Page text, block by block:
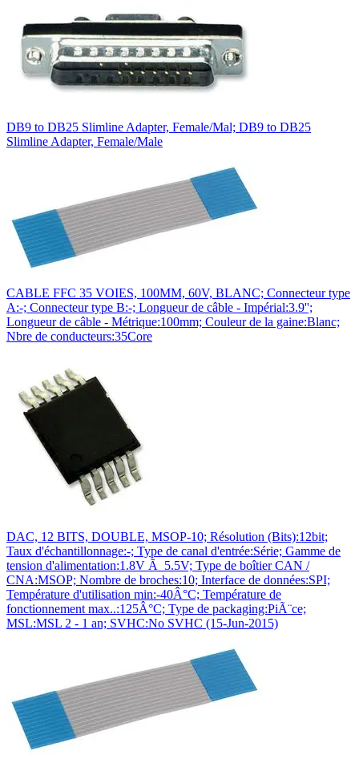
DB9 to DB25 Slimline Adapter, Female/Mal; DB9 to DB25
Slimline Adapter, Female/Male
CABLE FFC 35 VOIES, 100MM, 60V, BLANC; Connecteur type
A:-; Connecteur type B:-; Longueur de câble - Impérial:3.9'';
Longueur de câble - Métrique:100mm; Couleur de la gaine:Blanc;
Nbre de conducteurs:35Core
DAC, 12 BITS, DOUBLE, MSOP-10; Résolution (Bits):12bit;
Taux d'échantillonnage:-; Type de canal d'entrée:Série; Gamme de
tension d'alimentation:1.8V Ã 5.5V; Type de boîtier CAN /
CNA:MSOP; Nombre de broches:10; Interface de données:SPI;
Température d'utilisation min:-40Â°C; Température de
fonctionnement max..:125Â°C; Type de packaging:PiÃ¨ce;
MSL:MSL 2 - 1 an; SVHC:No SVHC (15-Jun-2015)